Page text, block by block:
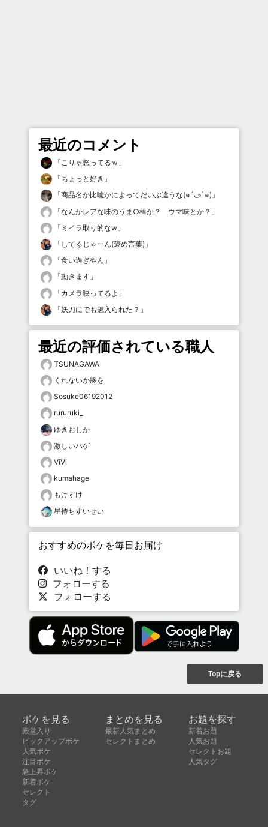
最近のコメント
「こりゃ怒ってるｗ 」
「ちょっと好き 」
「
商品名か比喩かによってだいぶ違うな(๑´ڡ`๑) 」
「なんかレアな味のうま○棒か？ ウマ味とか？ 」
「 ミイラ取り的なw 」
「 してるじゃーん(褒め言葉) 」
「食い過ぎやん 」
「動きます 」
「カメラ映ってるよ 」
「妖刀にでも魅入られた？ 」
最近の評価されている職人
TSUNAGAWA
くれないか豚を
Sosuke06192012
rururuki_
ゆきおしか
激しいハゲ
ViVi
kumahage
もけすけ
星待ちすいせい
おすすめのボケを毎日お届け
いいね！する
フォローする
フォローする
Topに戻る
ボケを見る
殿堂入り
ピックアップボケ
人気ボケ
注目ボケ
急上昇ボケ
新着ボケ
セレクト
タグ
まとめを見る
最新人気まとめ
セレクトまとめ
お題を探す
新着お題
人気お題
セレクトお題
人気タグ